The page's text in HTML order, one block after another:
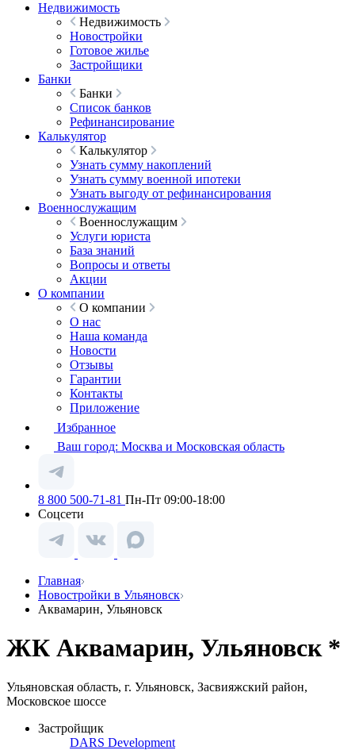
Недвижимость
Недвижимость
Новостройки
Готовое жилье
Застройщики
Банки
Банки
Список банков
Рефинансирование
Калькулятор
Калькулятор
Узнать сумму накоплений
Узнать сумму военной ипотеки
Узнать выгоду от рефинансирования
Военнослужащим
Военнослужащим
Услуги юриста
База знаний
Вопросы и ответы
Акции
О компании
О компании
О нас
Наша команда
Новости
Отзывы
Гарантии
Контакты
Приложение
Избранное
Ваш город: Москва и Московская область
8 800 500-71-81 Пн-Пт 09:00-18:00
Соцсети
Главная
Новостройки в Ульяновск
Аквамарин, Ульяновск
ЖК Аквамарин, Ульяновск *
Ульяновская область, г. Ульяновск, Засвияжский район,
Московское шоссе
Застройщик
DARS Development